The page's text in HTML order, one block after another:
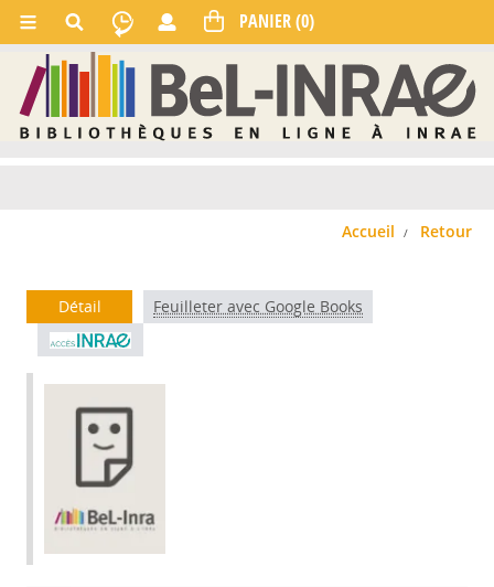
Accueil Retour
Détail Feuilleter avec Google Books